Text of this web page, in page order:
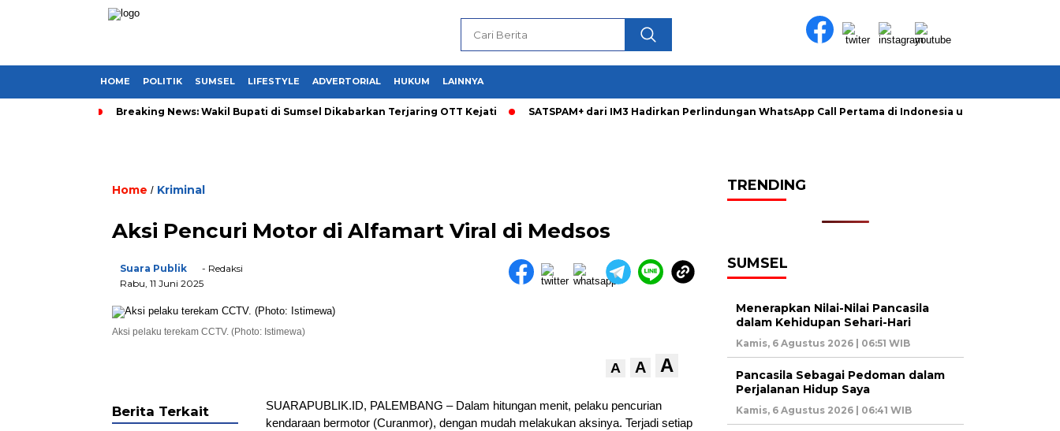
HOME POLITIK SUMSEL LIFESTYLE ADVERTORIAL HUKUM LAINNYA
Breaking News: Wakil Bupati di Sumsel Dikabarkan Terjaring OTT Kejati SATSPAM+ dari IM3 Hadirkan Perlindungan WhatsApp Call Pertama di Indonesia untuk Amankan
Home / Kriminal
Aksi Pencuri Motor di Alfamart Viral di Medsos
Suara Publik
- Redaksi
Rabu, 11 Juni 2025
Aksi pelaku terekam CCTV. (Photo: Istimewa)
A A A
SUARAPUBLIK.ID, PALEMBANG – Dalam hitungan menit, pelaku pencurian
kendaraan bermotor (Curanmor), dengan mudah melakukan aksinya. Terjadi setiap
Berita Terkait
TRENDING
SUMSEL
Menerapkan Nilai-Nilai Pancasila
dalam Kehidupan Sehari-Hari
Kamis, 6 Agustus 2026 | 06:51 WIB
Pancasila Sebagai Pedoman dalam
Perjalanan Hidup Saya
Kamis, 6 Agustus 2026 | 06:41 WIB